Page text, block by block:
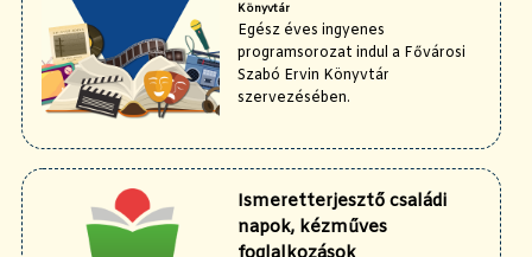
Könyvtár
Egész éves ingyenes
programsorozat indul a Fővárosi
Szabó Ervin Könyvtár
szervezésében.
Ismeretterjesztő családi
napok, kézműves